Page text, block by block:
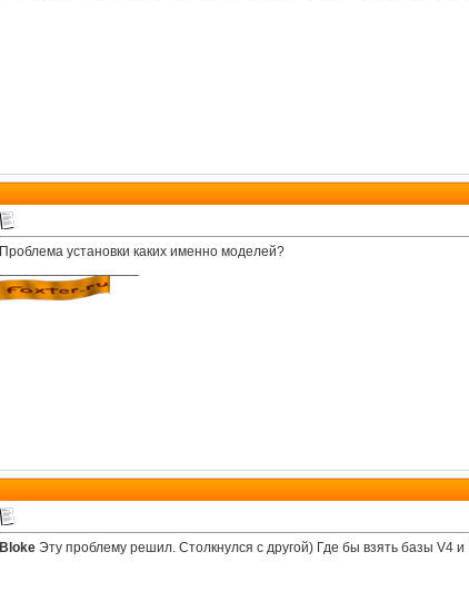
Проблема установки каких именно моделей?
Bloke Эту проблему решил. Столкнулся с другой) Где бы взять базы V4